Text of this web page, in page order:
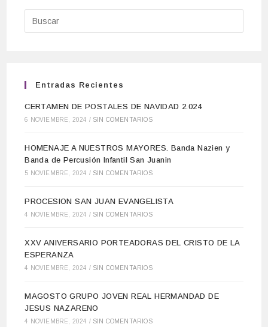
Entradas Recientes
CERTAMEN DE POSTALES DE NAVIDAD 2.024
6 NOVIEMBRE, 2024 / SIN COMENTARIOS
HOMENAJE A NUESTROS MAYORES. Banda Nazien y
Banda de Percusión Infantil San Juanin
5 NOVIEMBRE, 2024 / SIN COMENTARIOS
PROCESION SAN JUAN EVANGELISTA
4 NOVIEMBRE, 2024 / SIN COMENTARIOS
XXV ANIVERSARIO PORTEADORAS DEL CRISTO DE LA
ESPERANZA
4 NOVIEMBRE, 2024 / SIN COMENTARIOS
MAGOSTO GRUPO JOVEN REAL HERMANDAD DE
JESUS NAZARENO
4 NOVIEMBRE, 2024 / SIN COMENTARIOS